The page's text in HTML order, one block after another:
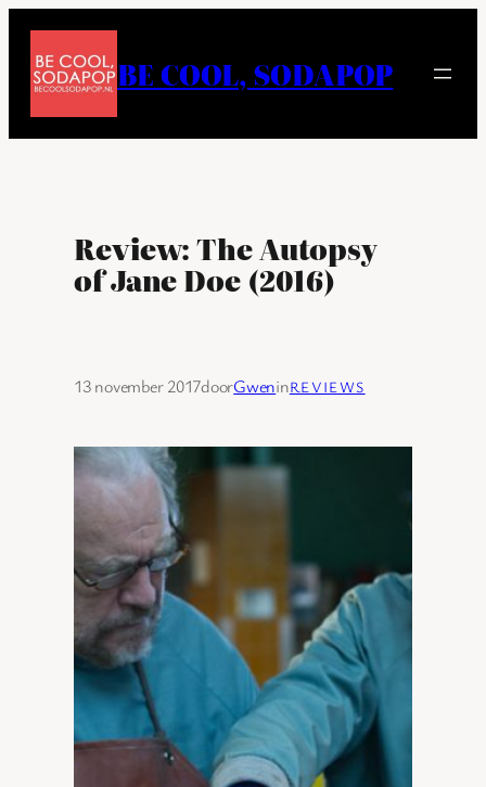
naar
inhoud
BE COOL, SODAPOP
Review: The Autopsy
of Jane Doe (2016)
13 november 2017doorGweninREVIEWS